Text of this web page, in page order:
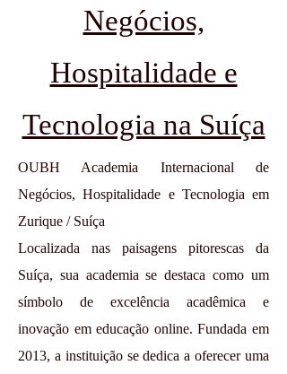
Negócios,
Hospitalidade e
Tecnologia na Suíça
OUBH Academia Internacional de
Negócios, Hospitalidade e Tecnologia em
Zurique / Suíça
Localizada nas paisagens pitorescas da
Suíça, sua academia se destaca como um
símbolo de excelência acadêmica e
inovação em educação online. Fundada em
2013, a instituição se dedica a oferecer uma